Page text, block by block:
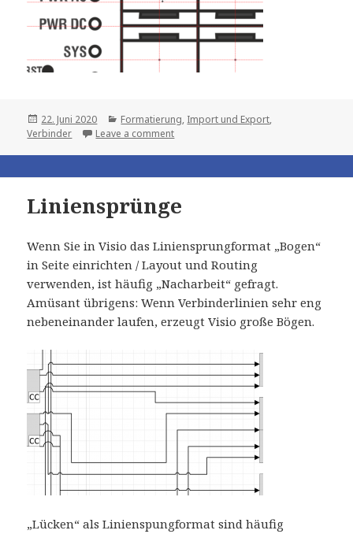
Posted
on
22. Juni 2020 Categories
Formatierung, Import und Export,
Verbinder
Leave a comment
Liniensprünge
Wenn Sie in Visio das Liniensprungformat „Bogen“
in Seite einrichten / Layout und Routing
verwenden, ist häufig „Nacharbeit“ gefragt.
Amüsant übrigens: Wenn Verbinderlinien sehr eng
nebeneinander laufen, erzeugt Visio große Bögen.
„Lücken“ als Linienspungformat sind häufig